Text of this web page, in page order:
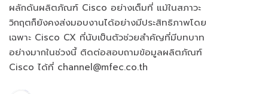
ผลักดันผลิตภัณฑ์ Cisco อย่างเต็มที่ แม้ในสภาวะ
วิกฤตก็ยังคงส่งมอบงานได้อย่างมีประสิทธิภาพโดย
เฉพาะ Cisco CX ที่นับเป็นตัวช่วยสำคัญที่มีบทบาท
อย่างมากในช่วงนี้ ติดต่อสอบถามข้อมูลผลิตภัณฑ์
Cisco ได้ที่ channel@mfec.co.th